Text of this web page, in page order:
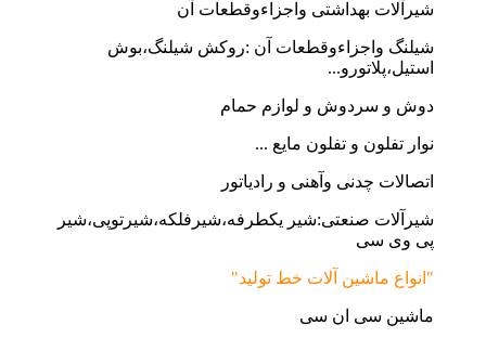
شیرآلات بهداشتی واجزاءوقطعات آن
شیلنگ واجزاءوقطعات آن :روکش شیلنگ،بوش
استیل،پلاتورو...
دوش و سردوش و لوازم حمام
نوار تفلون و تفلون مایع ...
اتصالات چدنی وآهنی و رادیاتور
شیرآلات صنعتی:شیر یکطرفه،شیرفلکه،شیرتوپی،شیر
پی وی سی
"انواع ماشین آلات خط تولید"
ماشین سی ان سی